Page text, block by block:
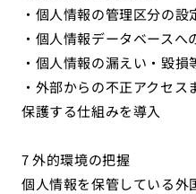
・個人情報の管理区分の
・個人情報データベース
・個人情報の漏えい・毀損
・外部からの不正アクセ
保護する仕組みを導入
7 外的環境の把握
個人情報を保管している外